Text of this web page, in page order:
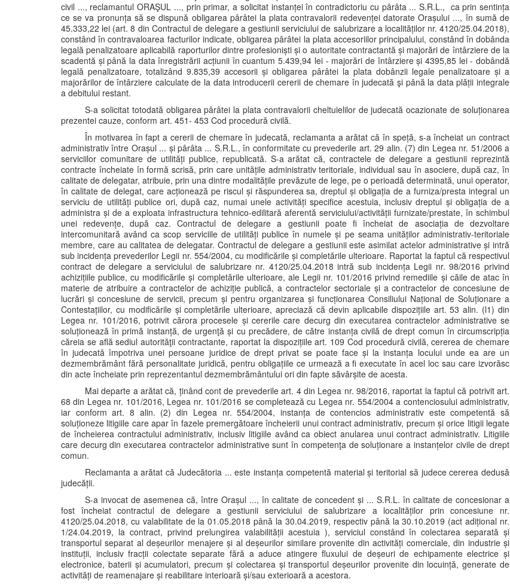
civil ..., reclamantul ORAŞUL ..., prin primar, a solicitat instanței în contradictoriu cu pârâta ... S.R.L., ca prin sentința
ce se va pronunța să se dispună obligarea pârâtei la plata contravalorii redevenței datorate Orașului ..., în sumă de
45.333,22 lei (art. 8 din Contractul de delegare a gestiunii serviciului de salubrizare a localităților nr. 4120/25.04.2018),
constând în contravaloarea facturilor indicate, obligarea pârâtei la plata accesoriilor principalului, constând în dobânda
legală penalizatoare aplicabilă raporturilor dintre profesioniști și o autoritate contractantă și majorări de întârziere de la
scadentă și până la data înregistrării acțiunii în cuantum 5.439,94 lei - majorări de întârziere și 4395,85 lei - dobândă
legală penalizatoare, totalizând 9.835,39 accesorii și obligarea pârâtei la plata dobânzii legale penalizatoare și a
majorărilor de întârziere calculate de la data introducerii cererii de chemare în judecată şi până la data plății integrale
a debitului restant.
S-a solicitat totodată obligarea pârâtei la plata contravalorii cheltuielilor de judecată ocazionate de soluționarea
prezentei cauze, conform art. 451- 453 Cod procedură civilă.
În motivarea în fapt a cererii de chemare în judecată, reclamanta a arătat că în speță, s-a încheiat un contract
administrativ între Orașul ... și pârâta ... S.R.L., în conformitate cu prevederile art. 29 alin. (7) din Legea nr. 51/2006 a
serviciilor comunitare de utilități publice, republicată. S-a arătat că, contractele de delegare a gestiunii reprezintă
contracte încheiate în formă scrisă, prin care unitățile administrativ teritoriale, individual sau în asociere, după caz, în
calitate de delegatar, atribuie, prin una dintre modalitățile prevăzute de lege, pe o perioadă determinată, unui operator,
în calitate de delegat, care acționează pe riscul și răspunderea sa, dreptul și obligația de a furniza/presta integral un
serviciu de utilități publice ori, după caz, numai unele activități specifice acestuia, inclusiv dreptul și obligația de a
administra și de a exploata infrastructura tehnico-edilitară aferentă serviciului/activității furnizate/prestate, în schimbul
unei redevențe, după caz. Contractul de delegare a gestiunii poate fi încheiat de asociația de dezvoltare
intercomunitară având ca scop serviciile de utilități publice în numele și pe seama unităților administrativ-teritoriale
membre, care au calitatea de delegatar. Contractul de delegare a gestiunii este asimilat actelor administrative și intră
sub incidența prevederilor Legii nr. 554/2004, cu modificările și completările ulterioare. Raportat la faptul că respectivul
contract de delegare a serviciului de salubrizare nr. 4120/25.04.2018 intră sub incidența Legii nr. 98/2016 privind
achizițiile publice, cu modificările și completările ulterioare, ale Legii nr. 101/2016 privind remediile și căile de atac în
materie de atribuire a contractelor de achiziție publică, a contractelor sectoriale și a contractelor de concesiune de
lucrări și concesiune de servicii, precum și pentru organizarea și funcționarea Consiliului Național de Soluționare a
Contestațiilor, cu modificările și completările ulterioare, apreciază că devin aplicabile dispozițiile art. 53 alin. (l1) din
Legea nr. 101/2016, potrivit cărora procesele și cererile care decurg din executarea contractelor administrative se
soluționează în primă instanță, de urgenţă și cu precădere, de către instanța civilă de drept comun în circumscripția
căreia se află sediul autorităţii contractante, raportat la dispozițiile art. 109 Cod procedură civilă, cererea de chemare
în judecată împotriva unei persoane juridice de drept privat se poate face și la instanța locului unde ea are un
dezmembrământ fără personalitate juridică, pentru obligațiile ce urmează a fi executate în acel loc sau care izvorăsc
din acte încheiate prin reprezentantul dezmembrământului ori din fapte săvârșite de acesta.
Mai departe a arătat că, ținând cont de prevederile art. 4 din Legea nr. 98/2016, raportat la faptul că potrivit art.
68 din Legea nr. 101/2016, Legea nr. 101/2016 se completează cu Legea nr. 554/2004 a contenciosului administrativ,
iar conform art. 8 alin. (2) din Legea nr. 554/2004, instanța de contencios administrativ este competentă să
soluționeze litigiile care apar în fazele premergătoare încheierii unui contract administrativ, precum și orice litigii legate
de încheierea contractului administrativ, inclusiv litigiile având ca obiect anularea unui contract administrativ. Litigiile
care decurg din executarea contractelor administrative sunt în competenţa de soluționare a instanțelor civile de drept
comun.
Reclamanta a arătat că Judecătoria ... este instanța competentă material și teritorial să judece cererea dedusă
judecății.
S-a invocat de asemenea că, între Orașul ..., în calitate de concedent și ... S.R.L. în calitate de concesionar a
fost încheiat contractul de delegare a gestiunii serviciului de salubrizare a localităților prin concesiune nr.
4120/25.04.2018, cu valabilitate de la 01.05.2018 până la 30.04.2019, respectiv până la 30.10.2019 (act adițional nr.
1/24.04.2019, la contract, privind prelungirea valabilității acestuia ), serviciul constând în colectarea separată și
transportul separat al deșeurilor menajere și al deșeurilor similare provenite din activități comerciale, din industrie și
instituții, inclusiv fracții colectate separate fără a aduce atingere fluxului de deșeuri de echipamente electrice și
electronice, baterii și acumulatori, precum și colectarea și transportul deșeurilor provenite din locuință, generate de
activități de reamenajare și reabilitare interioară și/sau exterioară a acestora.